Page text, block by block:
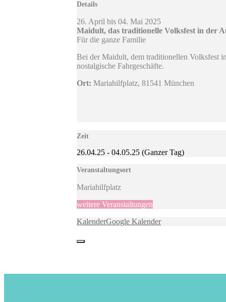
Details
26. April bis 04. Mai 2025
Maidult, das traditionelle Volksfest in der
Für die ganze Familie
Bei der Maidult, dem traditionellen Volksfest
nostalgische Fahrgeschäfte.
Ort: Mariahilfplatz, 81541 München
Zeit
26.04.25 - 04.05.25 (Ganzer Tag)
Veranstaltungsort
Mariahilfplatz
weitere Veranstaltungen
KalenderGoogle Kalender